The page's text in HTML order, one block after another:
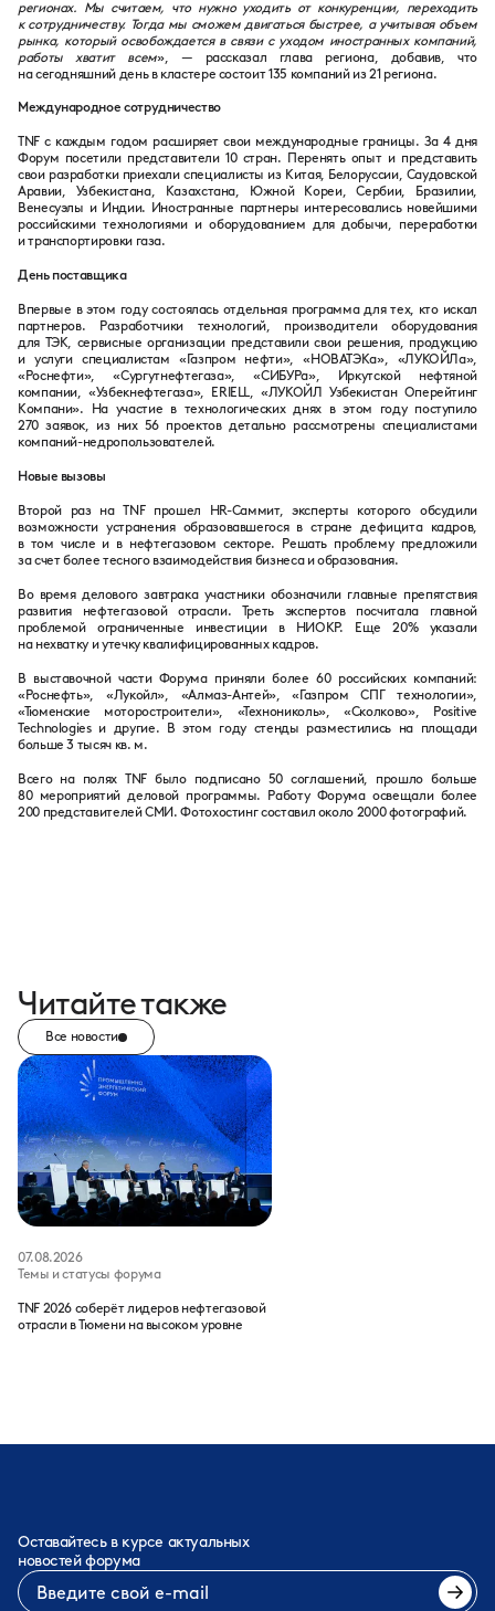
регионах. Мы считаем, что нужно уходить от конкуренции, переходить
к сотрудничеству. Тогда мы сможем двигаться быстрее, а учитывая объем
рынка, который освобождается в связи с уходом иностранных компаний,
работы хватит всем», — рассказал глава региона, добавив, что
на сегодняшний день в кластере состоит 135 компаний из 21 региона.
Международное сотрудничество
TNF с каждым годом расширяет свои международные границы. За 4 дня
Форум посетили представители 10 стран. Перенять опыт и представить
свои разработки приехали специалисты из Китая, Белоруссии, Саудовской
Аравии, Узбекистана, Казахстана, Южной Кореи, Сербии, Бразилии,
Венесуэлы и Индии. Иностранные партнеры интересовались новейшими
российскими технологиями и оборудованием для добычи, переработки
и транспортировки газа.
День поставщика
Впервые в этом году состоялась отдельная программа для тех, кто искал
партнеров. Разработчики технологий, производители оборудования
для ТЭК, сервисные организации представили свои решения, продукцию
и услуги специалистам «Газпром нефти», «НОВАТЭКа», «ЛУКОЙЛа»,
«Роснефти», «Сургутнефтегаза», «СИБУРа», Иркутской нефтяной
компании, «Узбекнефтегаза», ERIELL, «ЛУКОЙЛ Узбекистан Оперейтинг
Компани». На участие в технологических днях в этом году поступило
270 заявок, из них 56 проектов детально рассмотрены специалистами
компаний-недропользователей.
Новые вызовы
Второй раз на TNF прошел HR-Саммит, эксперты которого обсудили
возможности устранения образовавшегося в стране дефицита кадров,
в том числе и в нефтегазовом секторе. Решать проблему предложили
за счет более тесного взаимодействия бизнеса и образования.
Во время делового завтрака участники обозначили главные препятствия
развития нефтегазовой отрасли. Треть экспертов посчитала главной
проблемой ограниченные инвестиции в НИОКР. Еще 20% указали
на нехватку и утечку квалифицированных кадров.
В выставочной части Форума приняли более 60 российских компаний:
«Роснефть», «Лукойл», «Алмаз-Антей», «Газпром СПГ технологии»,
«Тюменские моторостроители», «Технониколь», «Сколково», Positive
Technologies и другие. В этом году стенды разместились на площади
больше 3 тысяч кв. м.
Всего на полях TNF было подписано 50 соглашений, прошло больше
80 мероприятий деловой программы. Работу Форума освещали более
200 представителей СМИ. Фотохостинг составил около 2000 фотографий.
Читайте также
Все новости
07.08.2026
Темы и статусы форума
TNF 2026 соберёт лидеров нефтегазовой
отрасли в Тюмени на высоком уровне
Оставайтесь в курсе актуальных
новостей форума